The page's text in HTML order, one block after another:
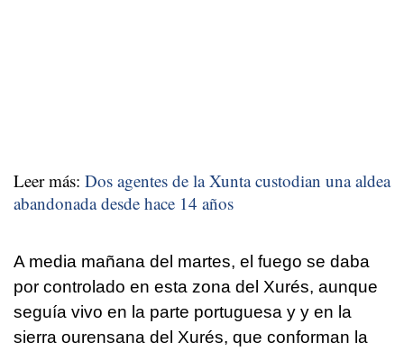
Leer más: Dos agentes de la Xunta custodian una aldea
abandonada desde hace 14 años
A media mañana del martes, el fuego se daba
por controlado en esta zona del Xurés, aunque
seguía vivo en la parte portuguesa y y en la
sierra ourensana del Xurés, que conforman la